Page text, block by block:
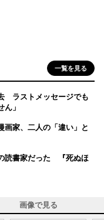
一覧を見る
ラストメッセージでも
」
家、二人の「違い」と
読書家だった 『死ぬほ
画像で見る